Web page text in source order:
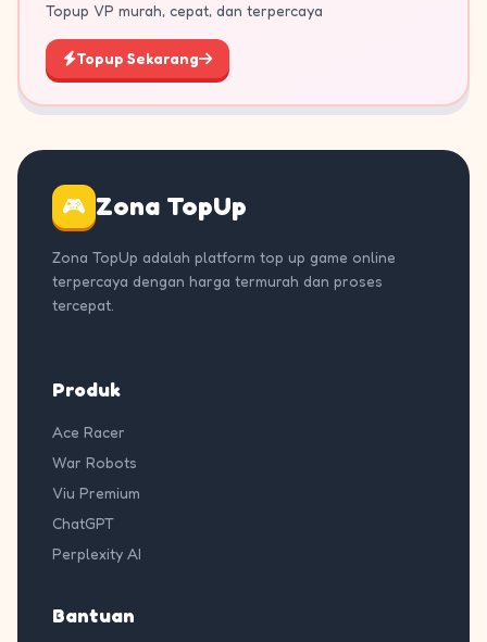
Topup VP murah, cepat, dan terpercaya
Topup Sekarang
🎮 Zona TopUp
Zona TopUp adalah platform top up game online
terpercaya dengan harga termurah dan proses
tercepat.
Produk
Ace Racer
War Robots
Viu Premium
ChatGPT
Perplexity AI
Bantuan